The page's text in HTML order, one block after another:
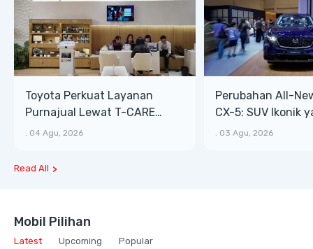
Toyota Perkuat Layanan
Purnajual Lewat T-CARE
XTRA, Manfaat Lebih Besar
. 04 Agu, 2026
Perubahan All-
CX-5: SUV Ikonik
Bongsor, Mewah,
. 03 Agu, 2026
Read All
Mobil Pilihan
Latest Upcoming Popular